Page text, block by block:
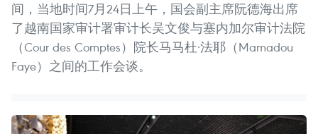
间，当地时间7月24日上午，国会副主席阮德海出席
了越南国家审计署审计长吴文俊与塞内加尔审计法院
（Cour des Comptes）院长马马杜·法耶（Mamadou
Faye）之间的工作会谈。